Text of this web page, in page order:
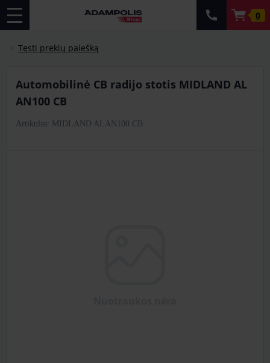
0
Tęsti prekių paiešką
Automobilinė CB radijo stotis MIDLAND AL
AN100 CB
Artikulas: MIDLAND ALAN100 CB